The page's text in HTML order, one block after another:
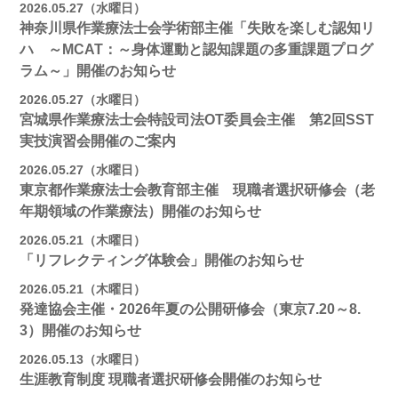
2026.05.27（水曜日）
神奈川県作業療法士会学術部主催「失敗を楽しむ認知リ
ハ ～MCAT：～身体運動と認知課題の多重課題プログ
ラム～」開催のお知らせ
2026.05.27（水曜日）
宮城県作業療法士会特設司法OT委員会主催 第2回SST
実技演習会開催のご案内
2026.05.27（水曜日）
東京都作業療法士会教育部主催 現職者選択研修会（老
年期領域の作業療法）開催のお知らせ
2026.05.21（木曜日）
「リフレクティング体験会」開催のお知らせ
2026.05.21（木曜日）
発達協会主催・2026年夏の公開研修会（東京7.20～8.
3）開催のお知らせ
2026.05.13（水曜日）
生涯教育制度 現職者選択研修会開催のお知らせ